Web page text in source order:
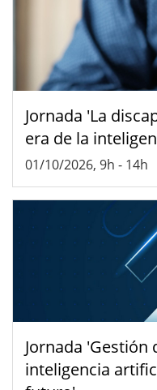
Jornada 'La
era de la
01/10/2026, 9h - 14h
Jornada 'Gestión
inteligencia